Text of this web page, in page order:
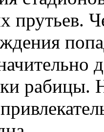
прутьев.
рабицы.